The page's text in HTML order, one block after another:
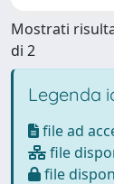
Mostrati
di 2
Legenda
file ad
file
file